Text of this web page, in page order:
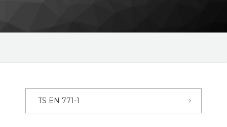
TS EN 771-1